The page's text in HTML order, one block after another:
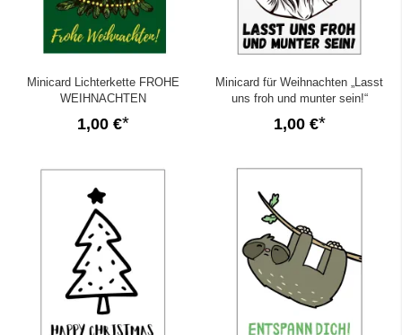
Minicard Lichterkette FROHE
WEIHNACHTEN
1,00 €
Minicard für Weihnachten „Lasst
uns froh und munter sein!“
1,00 €